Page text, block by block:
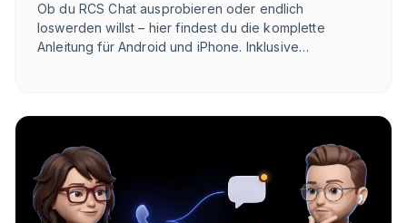
Ob du RCS Chat ausprobieren oder endlich
loswerden willst – hier findest du die komplette
Anleitung für Android und iPhone. Inklusive